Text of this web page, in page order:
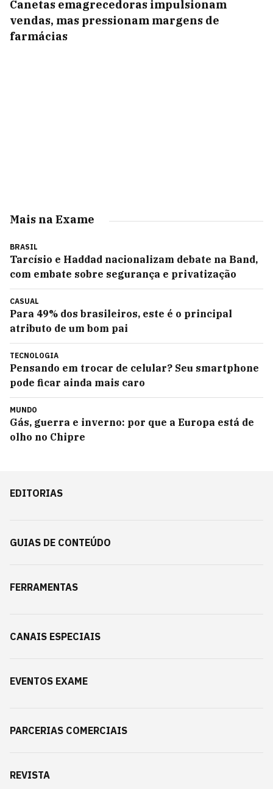
Canetas emagrecedoras impulsionam
vendas, mas pressionam margens de
farmácias
Mais na Exame
BRASIL
Tarcísio e Haddad nacionalizam debate na Band,
com embate sobre segurança e privatização
CASUAL
Para 49% dos brasileiros, este é o principal
atributo de um bom pai
TECNOLOGIA
Pensando em trocar de celular? Seu smartphone
pode ficar ainda mais caro
MUNDO
Gás, guerra e inverno: por que a Europa está de
olho no Chipre
EDITORIAS
GUIAS DE CONTEÚDO
FERRAMENTAS
CANAIS ESPECIAIS
EVENTOS EXAME
PARCERIAS COMERCIAIS
REVISTA